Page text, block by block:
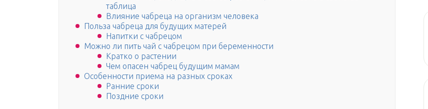
таблица
Влияние чабреца на организм человека
Польза чабреца для будущих матерей
Напитки с чабрецом
Можно ли пить чай с чабрецом при беременности
Кратко о растении
Чем опасен чабрец будущим мамам
Особенности приема на разных сроках
Ранние сроки
Поздние сроки